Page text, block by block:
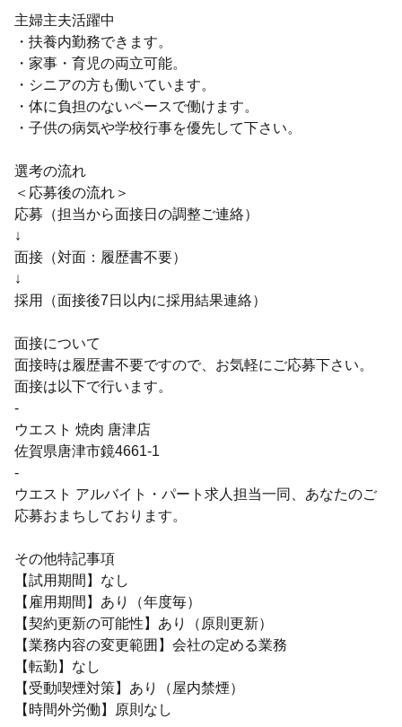
主婦主夫活躍中
・扶養内勤務できます。
・家事・育児の両立可能。
・シニアの方も働いています。
・体に負担のないペースで働けます。
・子供の病気や学校行事を優先して下さい。
選考の流れ
＜応募後の流れ＞
応募（担当から面接日の調整ご連絡）
↓
面接（対面：履歴書不要）
↓
採用（面接後7日以内に採用結果連絡）
面接について
面接時は履歴書不要ですので、お気軽にご応募下さい。
面接は以下で行います。
-
ウエスト 焼肉 唐津店
佐賀県唐津市鏡4661-1
-
ウエスト アルバイト・パート求人担当一同、あなたのご
応募おまちしております。
その他特記事項
【試用期間】なし
【雇用期間】あり（年度毎）
【契約更新の可能性】あり（原則更新）
【業務内容の変更範囲】会社の定める業務
【転勤】なし
【受動喫煙対策】あり（屋内禁煙）
【時間外労働】原則なし